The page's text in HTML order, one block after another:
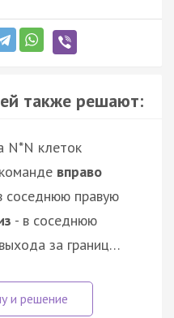
также решают:
N*N клеток
вправо
соседнюю правую
- в соседнюю
за границ…